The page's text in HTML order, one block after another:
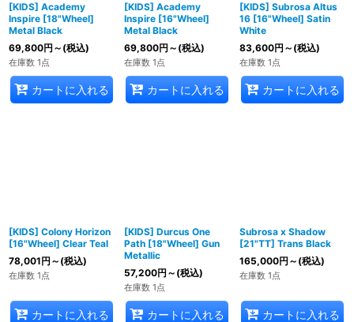
[KIDS] Academy
Inspire [18"Wheel]
Metal Black
69,800円 ～ (税込)
在庫数 1点
カートに入れる
[KIDS] Academy
Inspire [16"Wheel]
Metal Black
69,800円 ～ (税込)
在庫数 1点
カートに入れる
[KIDS] Subrosa Altus
16 [16"Wheel] Satin
White
83,600円 ～ (税込)
在庫数 1点
カートに入れる
[KIDS] Colony Horizon
[16"Wheel] Clear Teal
78,001円 ～ (税込)
在庫数 1点
カートに入れる
[KIDS] Durcus One
Path [18"Wheel] Gun
Metallic
57,200円 ～ (税込)
在庫数 1点
カートに入れる
Subrosa x Shadow
[21"TT] Trans Black
165,000円 ～ (税込)
在庫数 1点
カートに入れる